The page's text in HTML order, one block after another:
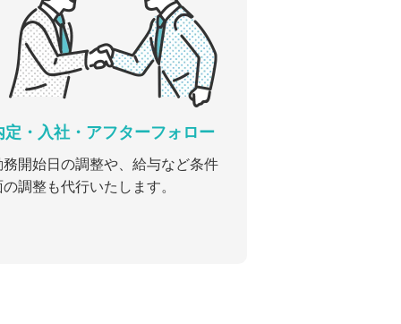
定・入社・アフターフォロー
務開始日の調整や、給与など条件
の調整も代行いたします。